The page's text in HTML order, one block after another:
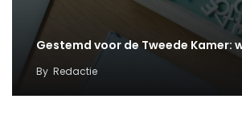
Gestemd voor de Tweede Kamer:
By Redactie